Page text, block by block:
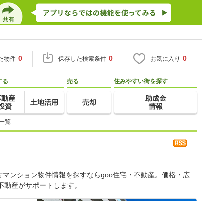
物件 0 保存した検索条件 0 お気に入り 0
る
動産
資
土地活用
売る
売却
住みやすい街を探す
助成金
情報
覧
ンション物件情報を探すならgoo住宅・不動産。価格・広
産がサポートします。